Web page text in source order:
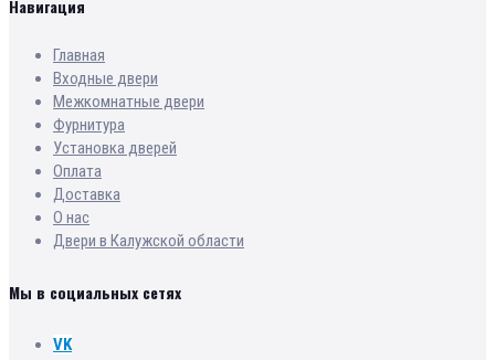
Навигация
Главная
Входные двери
Межкомнатные двери
Фурнитура
Установка дверей
Оплата
Доставка
О нас
Двери в Калужской области
Мы в социальных сетях
VK